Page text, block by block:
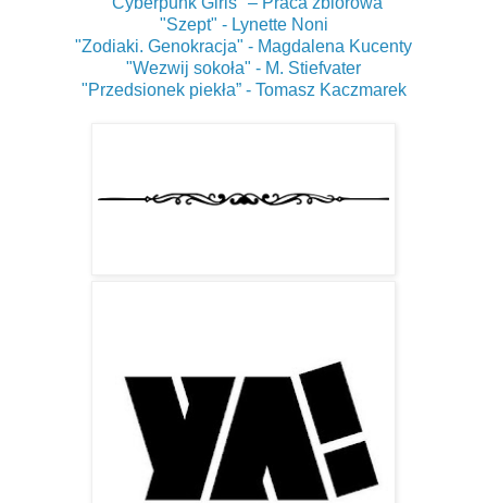
"Szept" - Lynette Noni
"Zodiaki. Genokracja" - Magdalena Kucenty
"Wezwij sokoła" - M. Stiefvater
"Przedsionek piekła” - Tomasz Kaczmarek